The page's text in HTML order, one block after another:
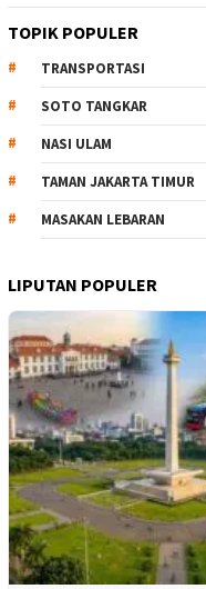
TOPIK POPULER
TRANSPORTASI
SOTO TANGKAR
NASI ULAM
TAMAN JAKARTA TIMUR
MASAKAN LEBARAN
LIPUTAN POPULER